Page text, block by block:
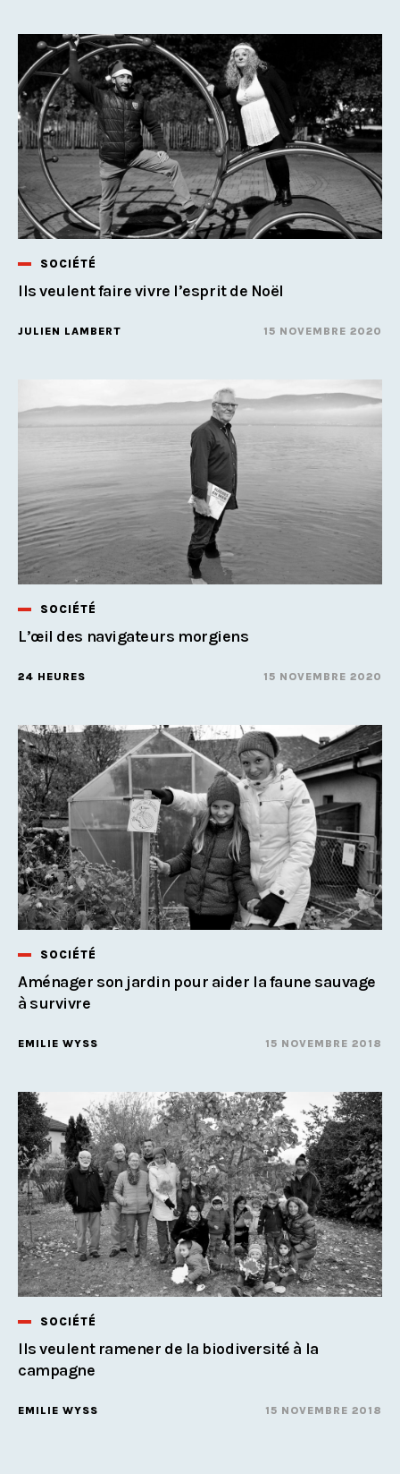
SOCIÉTÉ
Ils veulent faire vivre l’esprit de Noël
JULIEN LAMBERT 15 NOVEMBRE 2020
SOCIÉTÉ
L’œil des navigateurs morgiens
24 HEURES 15 NOVEMBRE 2020
SOCIÉTÉ
Aménager son jardin pour aider la faune sauvage
à survivre
EMILIE WYSS 15 NOVEMBRE 2018
SOCIÉTÉ
Ils veulent ramener de la biodiversité à la
campagne
EMILIE WYSS 15 NOVEMBRE 2018